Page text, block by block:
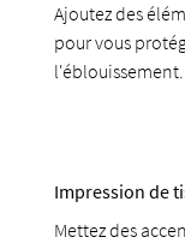
Ajoutez des
pour vous
l'éblouissement.
Impression de
Mettez des